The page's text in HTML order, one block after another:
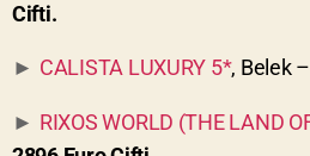
Cifti.
► CALISTA LUXURY 5*, Belek –
► RIXOS WORLD (THE LAND